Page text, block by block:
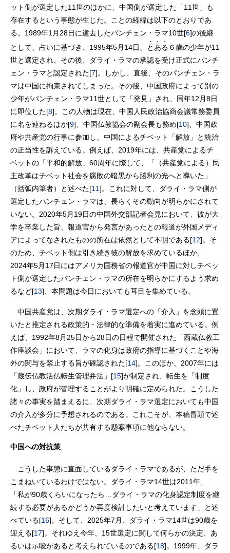
ット側が選定した11世のほかに、中国側が選定した「11世」も
存在するという事態が生じた。ことの経緯は以下のとおりであ
る。1989年1月28日に逝去したパンチェン・ラマ10世[6]の後継
として、占いに基づき、1995年5月14日、
とある ６歳の少年が11
世と選定され、その後、ダライ・ラマの承認を受け正式にパンチ
ェン・ラマと認定された[7]。しかし、直後、そのパンチェン・ラ
マは中国に拘束されてしまった。その後、中国政府によって別の
少年がパンチェン・ラマ11世として「発見」され、同年12月8日
に即位した[8]。この人物は現在、中国人民政治協商会議常務委員
に名を連ねるほか[9]、中国仏教協会の副会長も務め[10]、中国政
府や共産党の行事に参加し、中国によるチベット「解放」と統治
の正当性を訴えている。例えば、2019年には、共産党によるチ
ベットの「平和的解放」60周年に際して、「（共産党による）民
主改革はチベット社会を腐敗の暗黒から勝利の光へと導いた」
（括弧内筆者）と述べた[11]。これに対して、ダライ・ラマ側が
選定したパンチェン・ラマは、長らくその動向が明らかにされて
いない。2020年5月19日の中国外交部記者会見において、彼が大
学を卒業した旨、報道官から発言があったとの報道が外国メディ
アによってなされたものの所在は依然として不明である[12]。そ
のため、チベット側は引き続き彼の解放を求めているほか、
2024年5月17日にはアメリカ国務省の報道官が中国に対しチベッ
ト側が選定したパンチェン・ラマの所在を明らかにするよう求め
るなど[13]、本問題は今日においても耳目を集めている。
中国共産党は、次期ダライ・ラマ選定への「介入」を念頭に置
いたと推定される政策的・法律的な準備を着実に進めている。例
えば、1992年8月25日から28日の日程で開催された「西蔵仏教工
作座談会」において、ラマの化身は政府の指導に基づくことや海
外の関与を禁止する旨が確認された[14]。このほか、2007年には
「蔵伝仏教活仏転生管理弁法」[15]が制定され、転生を「制度
化」し、政府が管理することがより明確に定められた。こうした
諸々の事実を踏まえるに、次期ダライ・ラマ選定においても中国
の介入が多分に予想されるのである。これこそが、本稿冒頭で述
べたチベット人たちが共有する懸案事項に他ならない。
中国への対抗策
こうした事態に直面しているダライ・ラマであるが、ただ手を
こまねいているわけではない。ダライ・ラマ14世は2011年、
「私が90歳くらいになったら…ダライ・ラマの化身認定制度を継
続する必要があるかどうか再度検討したいと考えています」と述
べている[16]。そして、2025年7月、ダライ・ラマ14世は90歳を
迎える[17]。それゆえ今年、15世選定に関して何らかの決定、あ
るいは示唆があると考えられているのである[18]。1999年、ダラ